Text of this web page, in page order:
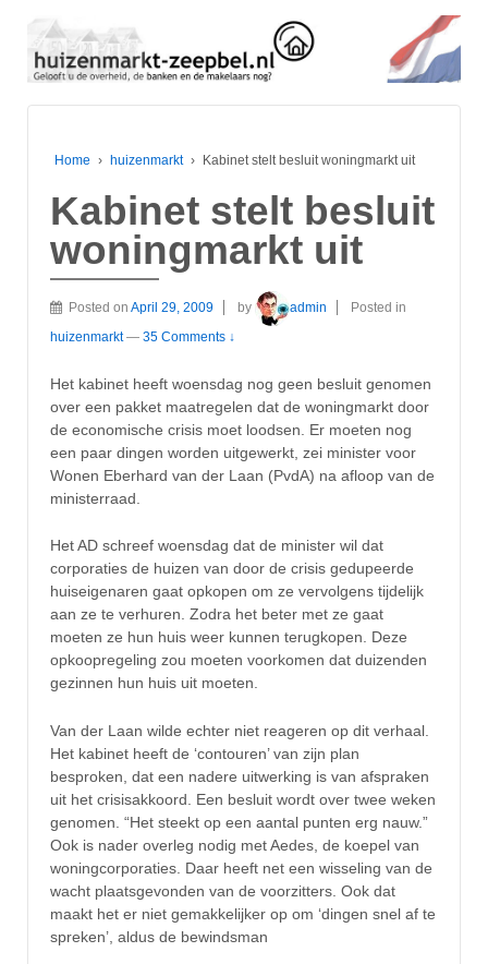
Home › huizenmarkt › Kabinet stelt besluit woningmarkt uit
Kabinet stelt besluit
woningmarkt uit
Posted on April 29, 2009 by admin
Posted in
huizenmarkt — 35 Comments ↓
Het kabinet heeft woensdag nog geen besluit genomen
over een pakket maatregelen dat de woningmarkt door
de economische crisis moet loodsen. Er moeten nog
een paar dingen worden uitgewerkt, zei minister voor
Wonen Eberhard van der Laan (PvdA) na afloop van de
ministerraad.
Het AD schreef woensdag dat de minister wil dat
corporaties de huizen van door de crisis gedupeerde
huiseigenaren gaat opkopen om ze vervolgens tijdelijk
aan ze te verhuren. Zodra het beter met ze gaat
moeten ze hun huis weer kunnen terugkopen. Deze
opkoopregeling zou moeten voorkomen dat duizenden
gezinnen hun huis uit moeten.
Van der Laan wilde echter niet reageren op dit verhaal.
Het kabinet heeft de ‘contouren’ van zijn plan
besproken, dat een nadere uitwerking is van afspraken
uit het crisisakkoord. Een besluit wordt over twee weken
genomen. “Het steekt op een aantal punten erg nauw.”
Ook is nader overleg nodig met Aedes, de koepel van
woningcorporaties. Daar heeft net een wisseling van de
wacht plaatsgevonden van de voorzitters. Ook dat
maakt het er niet gemakkelijker op om ‘dingen snel af te
spreken’, aldus de bewindsman